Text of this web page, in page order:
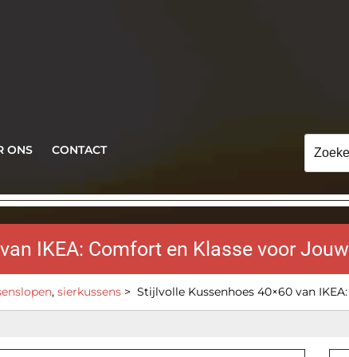
ONS CONTACT
naar:
IKEA: Comfort en Klasse voor
, sierkussens > Stijlvolle Kussenhoes 40×60 van